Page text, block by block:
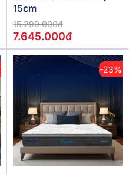
15cm
15.290.000đ
7.645.000đ
-23%